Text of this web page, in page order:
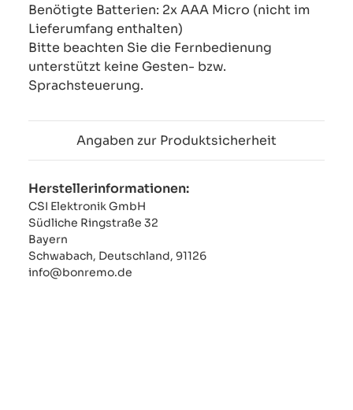
Benötigte Batterien: 2x AAA Micro (nicht im
Lieferumfang enthalten)
Bitte beachten Sie die Fernbedienung
unterstützt keine Gesten- bzw.
Sprachsteuerung.
Angaben zur Produktsicherheit
Herstellerinformationen:
CSI Elektronik GmbH
Südliche Ringstraße 32
Bayern
Schwabach, Deutschland, 91126
info@bonremo.de